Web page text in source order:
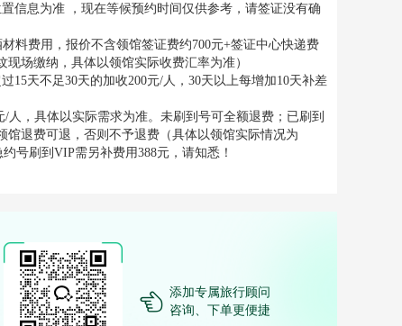
信息为准 ，现在等候预约时间仅供参考，请签证没有确
料费用，报价不含领馆签证费约700元+签证中心快递费
场缴纳，具体以领馆实际收费汇率为准）
15天不足30天的加收200元/人，30天以上每增加10天补差
，具体以实际需求为准。未刷到号可全额退费；已刷到
退费可退，否则不予退费（具体以领馆实际情况为
号刷到VIP需另补费用388元，请知悉！
添加专属旅行顾问
咨询、下单更便捷